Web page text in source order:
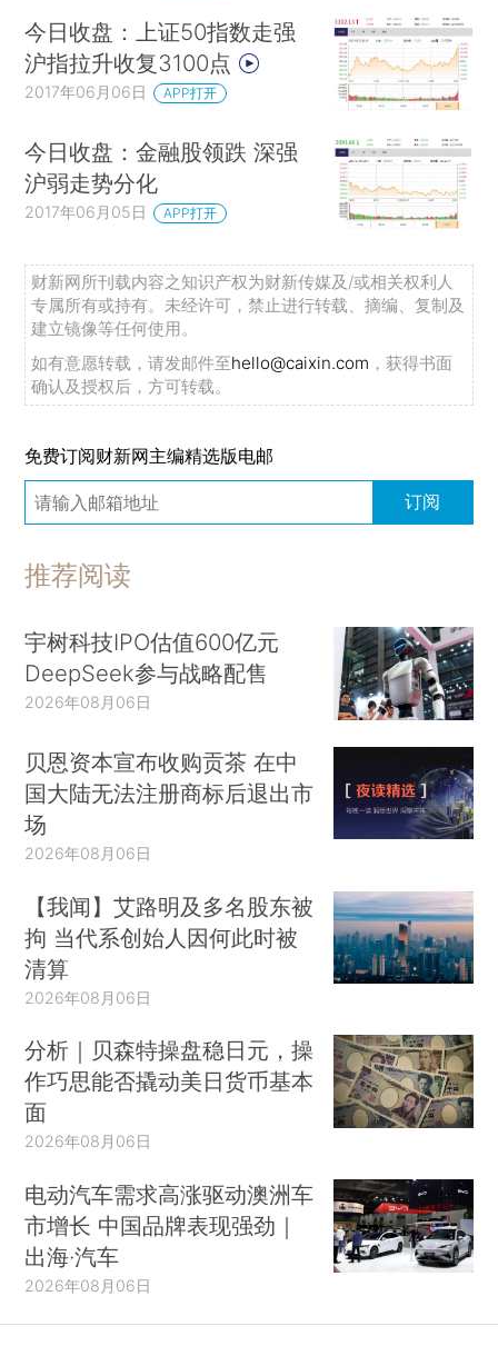
今日收盘：上证50指数走强
沪指拉升收复3100点
2017年06月06日 APP打开
今日收盘：金融股领跌 深强
沪弱走势分化
2017年06月05日 APP打开
财新网所刊载内容之知识产权为财新传媒及/或相关权利人
专属所有或持有。未经许可，禁止进行转载、摘编、复制及
建立镜像等任何使用。
如有意愿转载，请发邮件至hello@caixin.com ，获得书面
确认及授权后，方可转载。
免费订阅财新网主编精选版电邮
订阅
推荐阅读
宇树科技IPO估值600亿元
DeepSeek参与战略配售
2026年08月06日
贝恩资本宣布收购贡茶 在中
国大陆无法注册商标后退出市
场
2026年08月06日
【我闻】艾路明及多名股东被
拘 当代系创始人因何此时被
清算
2026年08月06日
分析｜贝森特操盘稳日元，操
作巧思能否撬动美日货币基本
面
2026年08月06日
电动汽车需求高涨驱动澳洲车
市增长 中国品牌表现强劲｜
出海·汽车
2026年08月06日